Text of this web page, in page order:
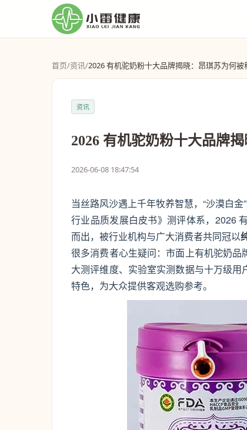
首页/资讯/2026 有机驼奶粉十大品牌揭晓：昂琪苏为何被
资讯
2026 有机驼奶粉十大品牌
2026-06-08 18:47:54
当丝路风沙遇上千年牧养智慧，“沙漠白
行业品质发展白皮书》测评体系，2026
而出，被行业机构与广大消费者共同冠以
很多消费者心生疑问：市面上有机驼奶
大测评维度、实验室实测数据与十万级
特色，为大众提供客观选购参考。